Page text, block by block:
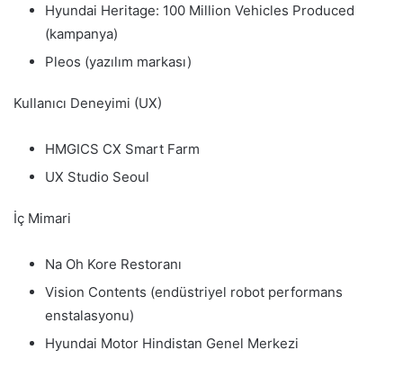
Hyundai Heritage: 100 Million Vehicles Produced
(kampanya)
Pleos (yazılım markası)
Kullanıcı Deneyimi (UX)
HMGICS CX Smart Farm
UX Studio Seoul
İç Mimari
Na Oh Kore Restoranı
Vision Contents (endüstriyel robot performans
enstalasyonu)
Hyundai Motor Hindistan Genel Merkezi